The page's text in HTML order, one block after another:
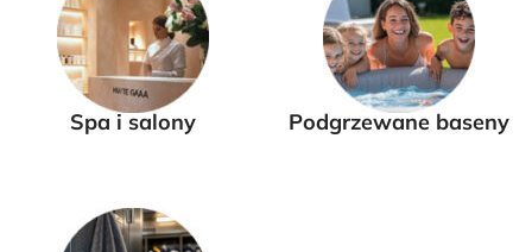
Spa i salony Podgrzewane baseny